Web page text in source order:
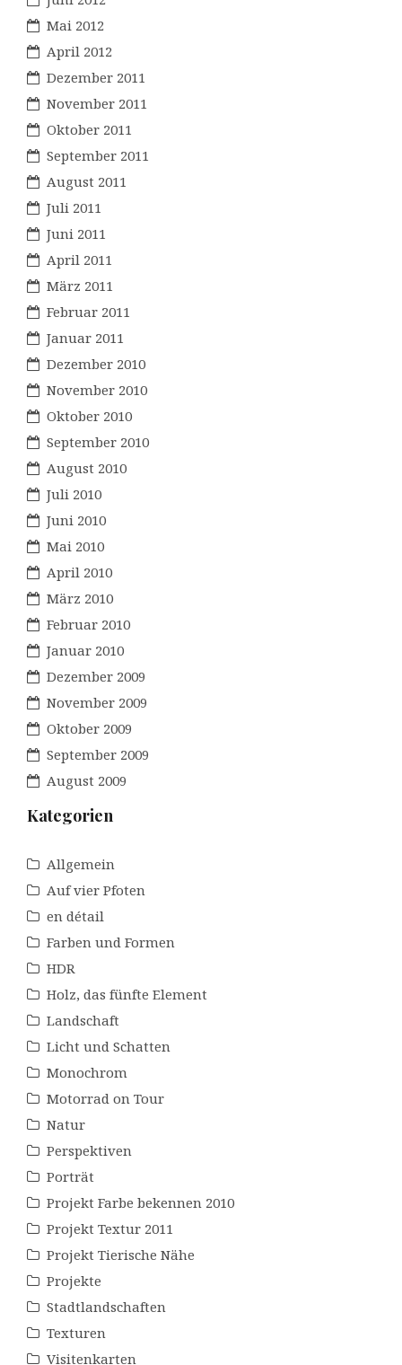
Mai 2012
April 2012
Dezember 2011
November 2011
Oktober 2011
September 2011
August 2011
Juli 2011
Juni 2011
April 2011
März 2011
Februar 2011
Januar 2011
Dezember 2010
November 2010
Oktober 2010
September 2010
August 2010
Juli 2010
Juni 2010
Mai 2010
April 2010
März 2010
Februar 2010
Januar 2010
Dezember 2009
November 2009
Oktober 2009
September 2009
August 2009
Kategorien
Allgemein
Auf vier Pfoten
en détail
Farben und Formen
HDR
Holz, das fünfte Element
Landschaft
Licht und Schatten
Monochrom
Motorrad on Tour
Natur
Perspektiven
Porträt
Projekt Farbe bekennen 2010
Projekt Textur 2011
Projekt Tierische Nähe
Projekte
Stadtlandschaften
Texturen
Visitenkarten